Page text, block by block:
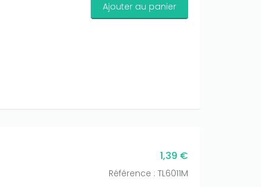
Ajouter au panier
1,39 €
Référence : TL6011M